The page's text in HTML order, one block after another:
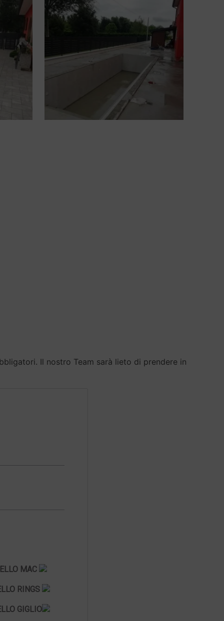
Il nostro Team sarà lieto di prendere in
MAC
RINGS
GIGLIO